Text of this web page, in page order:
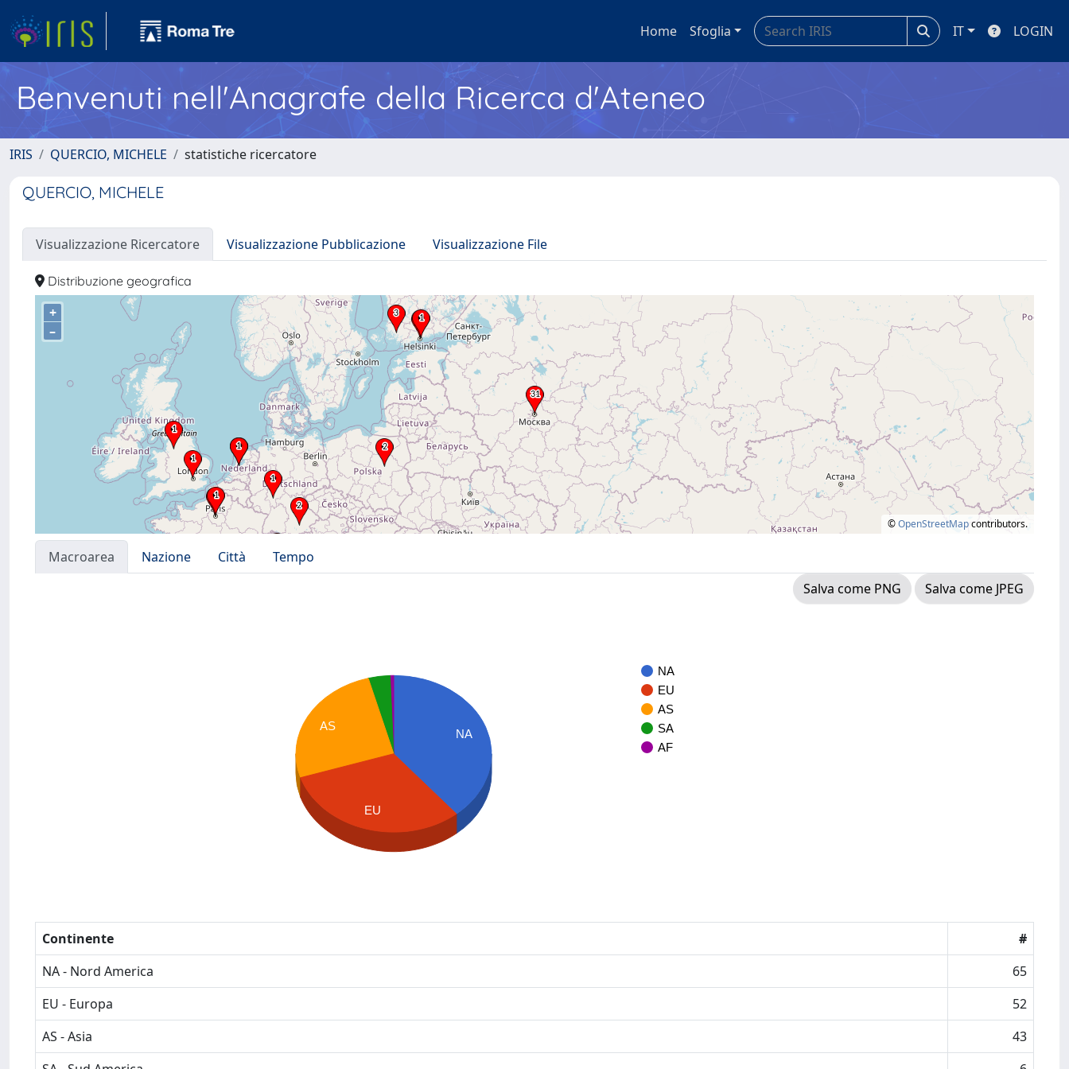
Home Sfoglia IT LOGIN
Benvenuti nell'Anagrafe della Ricerca d'Ateneo
IRIS QUERCIO, MICHELE statistiche ricercatore
QUERCIO, MICHELE
Visualizzazione Ricercatore Visualizzazione Pubblicazione Visualizzazione File
Distribuzione geografica
+
–
©OpenStreetMapcontributors.
Macroarea Nazione Città
Tempo
Salva come PNG
Salva come JPEG
NA
EU
AS
SA
AF
NA
AS
EU
Continente
#
NA - Nord America
65
EU - Europa
52
AS - Asia
43